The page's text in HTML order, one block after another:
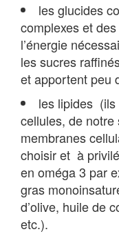
les glucides
complexes et
l’énergie
les sucres
et apportent peu
les lipides (ils
cellules, de
membranes
choisir et à
en oméga 3 par
gras
d’olive, huile de
etc.).